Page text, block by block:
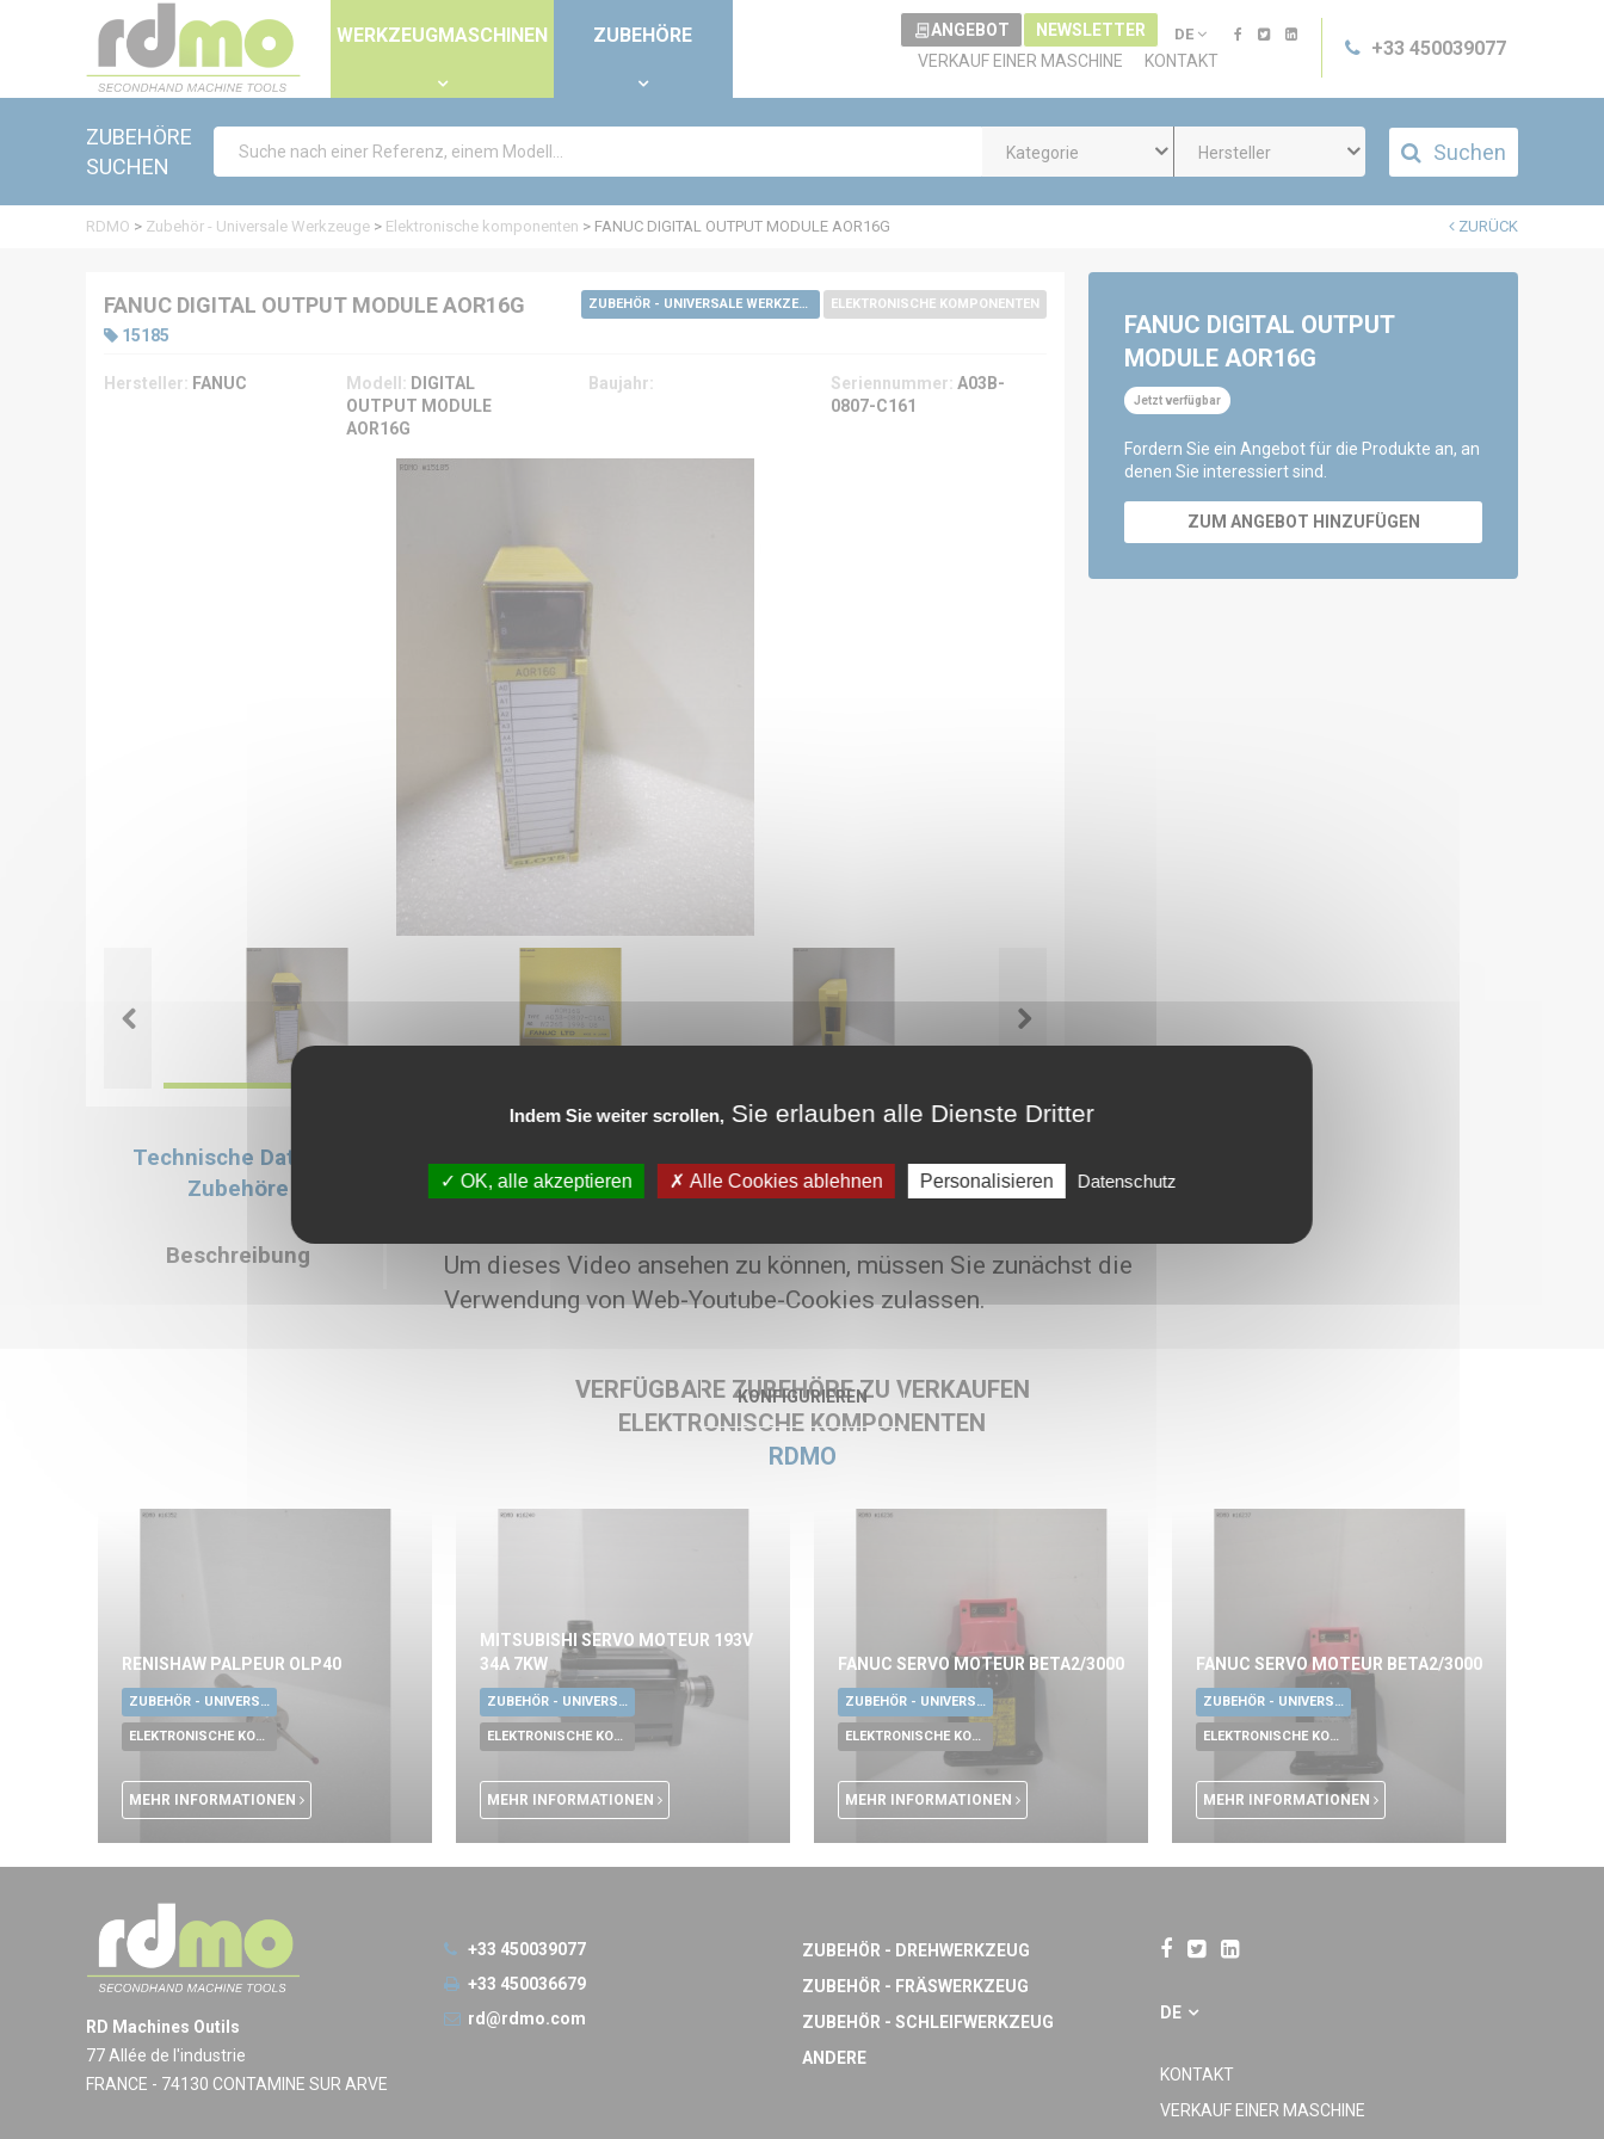
Indem Sie weiter scrollen,Sie erlauben alle Dienste Dritter
OK, alle akzeptieren Alle Cookies ablehnen Personalisieren Datenschutz
WERKZEUGMASCHINEN ZUBEHÖRE
+33 450039077
ANGEBOT NEWSLETTER DE
VERKAUF EINER MASCHINE KONTAKT
ZUBEHÖRE
SUCHEN
Kategorie Hersteller Suchen
ZURÜCK
RDMO > Zubehör - Universale Werkzeuge > Elektronische komponenten > FANUC DIGITAL OUTPUT MODULE AOR16G
FANUC DIGITAL OUTPUT MODULE AOR16G ZUBEHÖR - UNIVERSALE WERKZEUGE ELEKTRONISCHE KOMPONENTEN
15185
Hersteller: FANUC Modell: DIGITAL
OUTPUT MODULE
AOR16G
Baujahr: Seriennummer: A03B-
0807-C161
Technische Daten &
Zubehöre
Technische Daten
Verkaufspreis : 100 € HT
Beschreibung
FANUC DIGITAL OUTPUT
MODULE AOR16G
Jetzt verfügbar
Fordern Sie ein Angebot für die Produkte an, an
denen Sie interessiert sind.
ZUM ANGEBOT HINZUFÜGEN
Um dieses Video ansehen zu können, müssen Sie zunächst die
Verwendung von Web-Youtube-Cookies zulassen.
KONFIGURIEREN
VERFÜGBARE ZUBEHÖRE ZU VERKAUFEN
ELEKTRONISCHE KOMPONENTEN
RDMO
RENISHAW PALPEUR OLP40
ZUBEHÖR - UNIVERSALE WERKZEUGE
ELEKTRONISCHE KOMPONENTEN
MEHR INFORMATIONEN
MITSUBISHI SERVO MOTEUR 193V
34A 7KW
ZUBEHÖR - UNIVERSALE WERKZEUGE
ELEKTRONISCHE KOMPONENTEN
MEHR INFORMATIONEN
FANUC SERVO MOTEUR BETA2/3000
ZUBEHÖR - UNIVERSALE WERKZEUGE
ELEKTRONISCHE KOMPONENTEN
MEHR INFORMATIONEN
FANUC SERVO MOTEUR BETA2/3000
ZUBEHÖR - UNIVERSALE WERKZEUGE
ELEKTRONISCHE KOMPONENTEN
MEHR INFORMATIONEN
RD Machines Outils
77 Allée de l'industrie
FRANCE - 74130 CONTAMINE SUR ARVE
+33 450039077
+33 450036679
rd@rdmo.com
ZUBEHÖR - DREHWERKZEUG
ZUBEHÖR - FRÄSWERKZEUG
ZUBEHÖR - SCHLEIFWERKZEUG
ANDERE
DE
KONTAKT
VERKAUF EINER MASCHINE